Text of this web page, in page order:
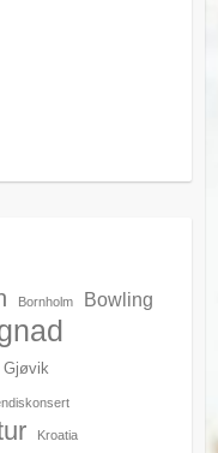
Bornholm Bowling
Gjøvik
Kroatia